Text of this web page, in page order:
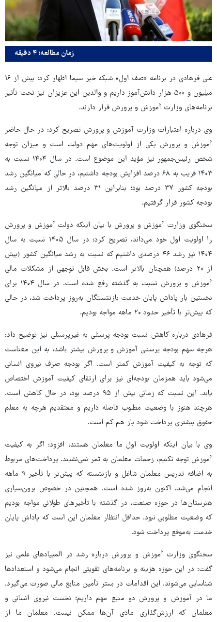
زمان مطالعه: ۴ دقیقه
علی فرهادی در برنامه «صف اول» شبکه خبر سیما اظهار کرد: بیش از ۱۶
میلیون و ۵۰۰ هزار دانش‌آموز داریم و والدین این عزیزان نیز تحت تأثیر
برنامه‌های وزارت آموزش و پرورش قرار دارند.
وی درباره اعتبارات وزارت آموزش و پرورش تصریح کرد: در حال حاضر
آموزش و پرورش یکی از اولویت‌های مهم دولت است و میزان توجه
شخص رئیس‌جمهور نیز مؤید این موضوع است. در سال ۱۴۰۴ نسبت به
۱۴۰۳ قریب به ۶۸ درصد افزایش بودجه داشتیم، در حالی که میانگین رشد
بودجه کشور ۳۷ درصد بود؛ بنابراین ۳۱ درصد بالاتر از میانگین رشد
بودجه کشور قرار گرفتیم.
سخنگوی وزارت آموزش و پرورش با بیان اینکه دولت آموزش و پرورش
را اولویت اول خود می‌داند، تصریح کرد: در سال ۱۴۰۵ نسبت به سال
۱۴۰۴ نیز رشد ۴۶ درصدی داشتیم که نسبت به رشد میانگین کشور (بیش
از ۲۰ درصد) همچنان بالاتر است. بخش قابل توجهی از مشکلات مالی
آموزش و پرورش نسبت به گذشته رفع شده است. در سال ۱۴۰۴ برای
نخستین بار پاداش پایان خدمت بازنشستگان به‌روز پرداخت شد، در حالی
که پیش‌تر با تأخیر حدود ۲۰ ماهه مواجه بودیم.
فرهادی درباره کاهش نسبت بودجه پرسنلی به غیرپرسنلی نیز توضیح داد:
هرچه سهم بودجه پرسنلی آموزش و پرورش بیشتر باشد، به این معناست
که توجه به کیفیت آموزش کمتر است. اگر بودجه صرف نیروی انسانی
می‌شود باید همزمان بودجه‌ای نیز برای ارتقای کیفیت آموزش اختصاص
یابد. این نسبت که زمانی بیش از ۹۵ درصد بود، در حال کاهش است.
هرچند هنوز با وضعیت مطلوب فاصله داریم و معتقدیم هرچه به معلم
حقوق بیشتری پرداخت شود باز هم کم است.
وی با بیان اینکه اولویت اول ما معلمان هستند، افزود: اگر به کیفیت
آموزش توجه نکنیم، زحمات معلمان به ثمر نمی‌نشیند. پرداخت‌های مربوط
به اضافه تدریس معلمان شاغل و بازنشسته که پیش‌تر با تأخیر ۹ ماهه
انجام می‌شد، اکنون به‌روز شده است. همچنین در خصوص برون‌سپاری
هنرستان‌ها در حوزه صنعت، در گذشته با تأخیرهای طولانی مواجه بودیم
که وضعیت مطلوبی نبود. حداقل انتظار معلمان این است که پاداش پایان
خدمت به‌موقع پرداخت شود.
سخنگوی وزارت آموزش و پرورش درباره رشد در المپیادهای علمی نیز
گفت: در این حوزه هزینه و برنامه‌های تقویتی انجام می‌شود و استعدادها
شناسایی می‌شوند. این اقدامات در بستر تأمین منابع مالی صورت می‌گیرد.
ما در آموزش و پرورش دو منبع مهم داریم؛ نخست نیروی انسانی و
معلمان که ارزش‌گذاری مادی آن‌ها ممکن نیست. معلمان ما از